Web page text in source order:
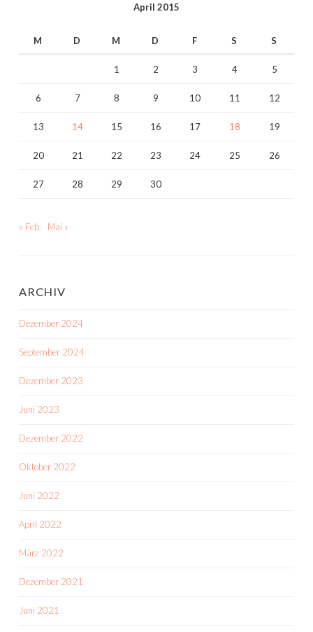
April 2015
M D M D F S S
1 2 3 4 5
6 7 8 9 10 11 12
13 14 15 16 17 18 19
20 21 22 23 24 25 26
27 28 29 30
« Feb. Mai »
ARCHIV
Dezember 2024
September 2024
Dezember 2023
Juni 2023
Dezember 2022
Oktober 2022
Juni 2022
April 2022
März 2022
Dezember 2021
Juni 2021